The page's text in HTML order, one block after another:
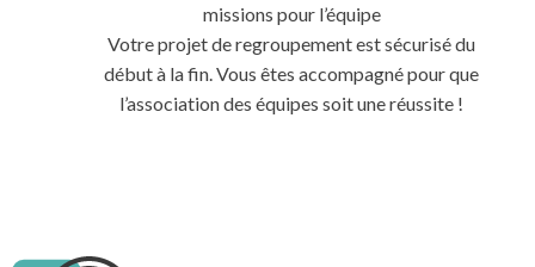
missions pour l’équipe
Votre projet de regroupement est sécurisé du
début à la fin. Vous êtes accompagné pour que
l’association des équipes soit une réussite !